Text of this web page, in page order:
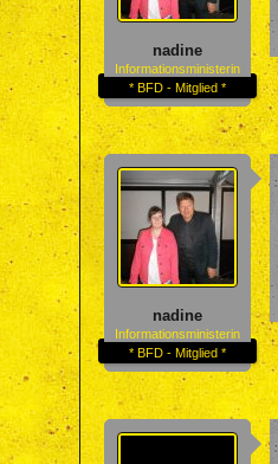
nadine
Informationsministerin
* BFD - Mitglied *
nadine
Informationsministerin
* BFD - Mitglied *